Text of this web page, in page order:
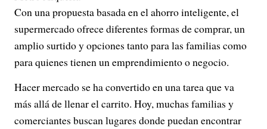
Con una propuesta basada en el ahorro inteligente, el
supermercado ofrece diferentes formas de comprar, un
amplio surtido y opciones tanto para las familias como
para quienes tienen un emprendimiento o negocio.
Hacer mercado se ha convertido en una tarea que va
más allá de llenar el carrito. Hoy, muchas familias y
comerciantes buscan lugares donde puedan encontrar